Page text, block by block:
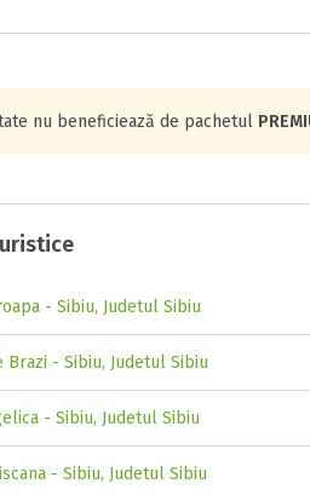
nu beneficiează de pachetul
- Sibiu, Judetul Sibiu
Brazi - Sibiu, Judetul Sibiu
- Sibiu, Judetul Sibiu
- Sibiu, Judetul Sibiu